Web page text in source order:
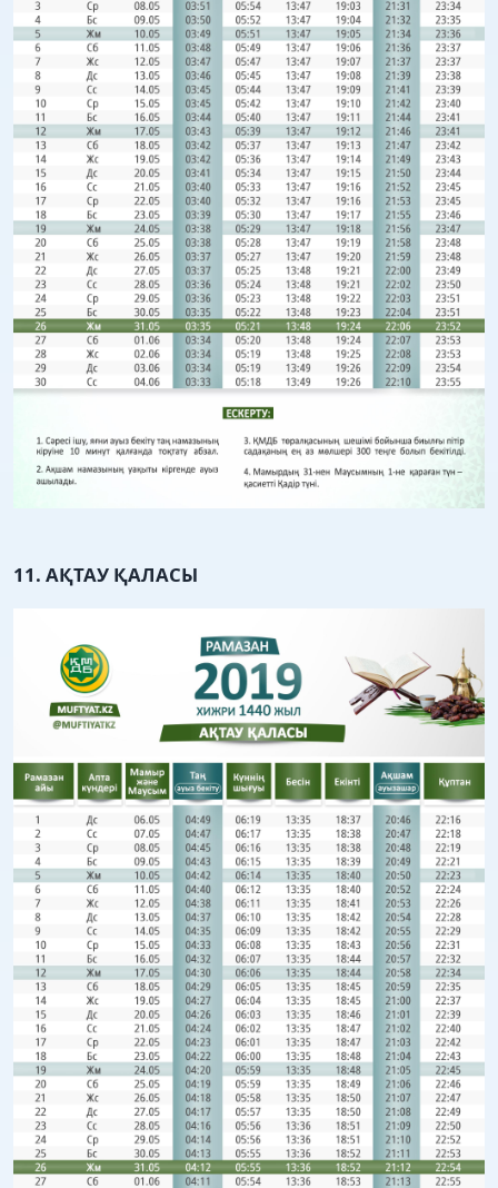
11. АҚТАУ ҚАЛАСЫ